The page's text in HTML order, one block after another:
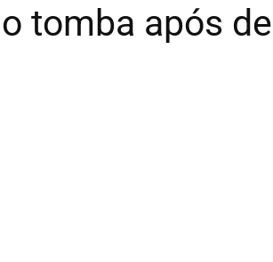
tomba após